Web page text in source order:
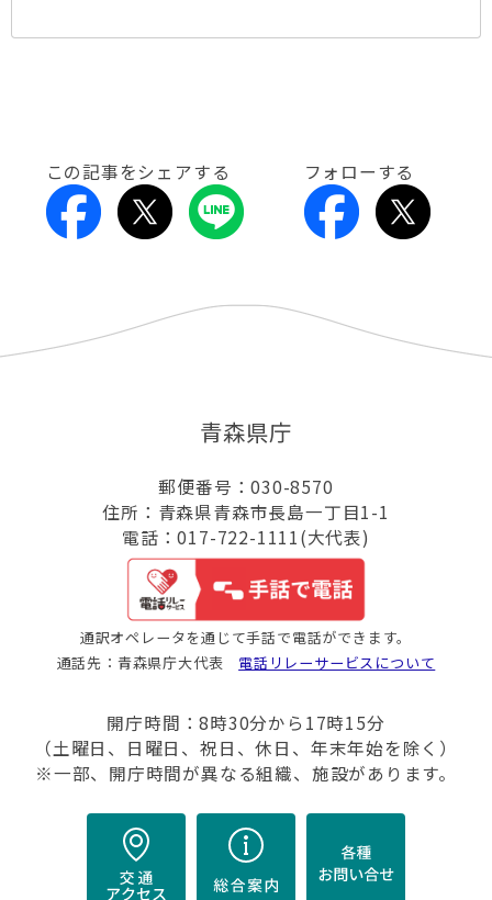
この記事をシェアする フォローする
青森県庁
郵便番号：030-8570
住所：青森県青森市長島一丁目1-1
電話：017-722-1111(大代表)
通訳オペレータを通じて手話で電話ができます。
通話先：青森県庁大代表 電話リレーサービスについて
開庁時間：8時30分から17時15分
（土曜日、日曜日、祝日、休日、年末年始を除く）
※一部、開庁時間が異なる組織、施設があります。